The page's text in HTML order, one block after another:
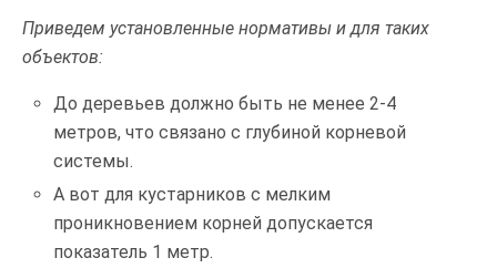
Приведем установленные нормативы и для таких
объектов:
До деревьев должно быть не менее 2-4
метров, что связано с глубиной корневой
системы.
А вот для кустарников с мелким
проникновением корней допускается
показатель 1 метр.